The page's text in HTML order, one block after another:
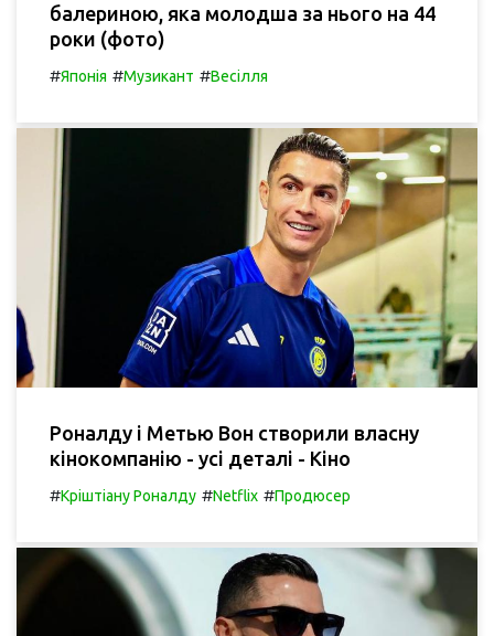
балериною, яка молодша за нього на 44
роки (фото)
#Японія #Музикант #Весілля
Роналду і Метью Вон створили власну
кінокомпанію - усі деталі - Кіно
#Кріштіану Роналду #Netflix #Продюсер